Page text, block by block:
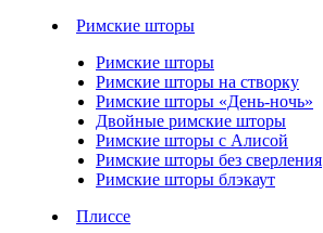
Римские шторы
Римские шторы
Римские шторы на створку
Римские шторы «День-ночь»
Двойные римские шторы
Римские шторы с Алисой
Римские шторы без сверления
Римские шторы блэкаут
Плиссе